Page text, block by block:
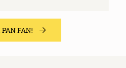
PAN FAN!